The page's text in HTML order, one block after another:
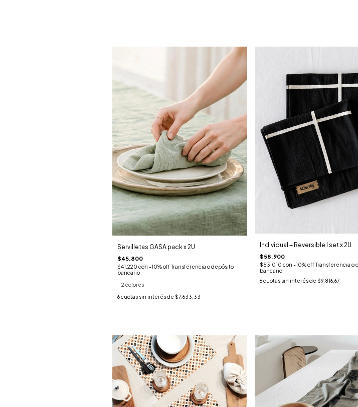
Servilletas GASA pack x 2U
$45.800
$41.220 con -10% off Transferencia o depósito
bancario
2 colores
6cuotas sin interés de $7.633,33
Individual + Reversible I set x 2U
$58.900
$53.010 con -10% off Transferencia o
bancario
6cuotas sin interés de $9.816,67